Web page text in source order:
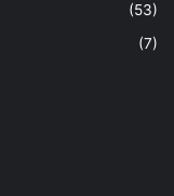
(53)
(7)